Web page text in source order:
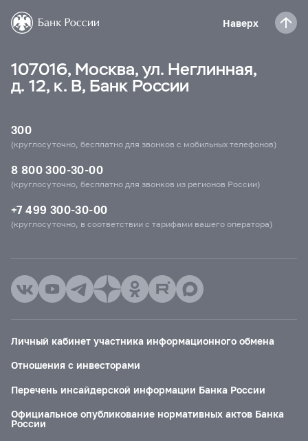
Наверх
107016, Москва, ул. Неглинная,
д. 12, к. В, Банк России
300
(круглосуточно, бесплатно для звонков с мобильных телефонов)
8 800 300-30-00
(круглосуточно, бесплатно для звонков из регионов России)
+7 499 300-30-00
(круглосуточно, в соответствии с тарифами вашего оператора)
Личный кабинет участника информационного обмена
Отношения с инвесторами
Перечень инсайдерской информации Банка России
Официальное опубликование нормативных актов Банка
России